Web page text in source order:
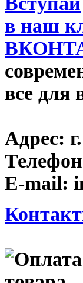
в наш
все для
Адрес:
E-mail: